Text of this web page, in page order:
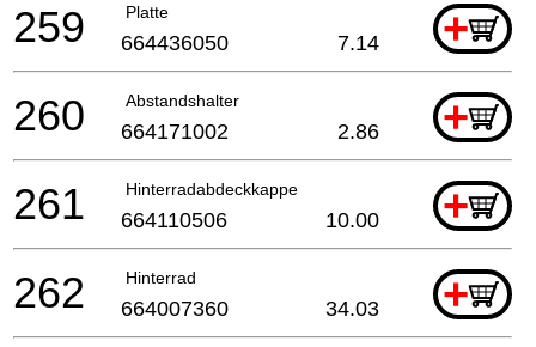
Platte +
259 664436050 7.14
Abstandshalter +
260 664171002 2.86
Hinterradabdeckkappe +
261 664110506 10.00
Hinterrad +
262 664007360 34.03